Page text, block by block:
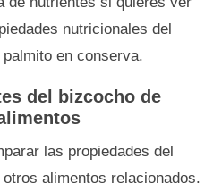
nutricionales del
en conserva.
del bizcocho de
las propiedades del
alimentos relacionados.